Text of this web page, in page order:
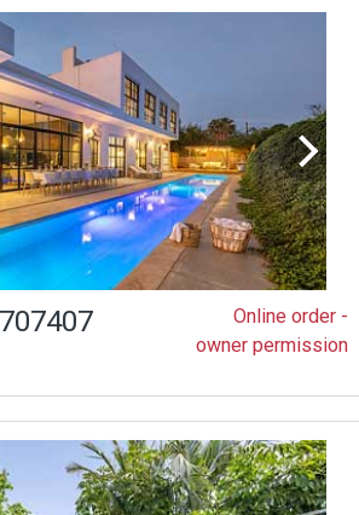
Online order -
owner permission